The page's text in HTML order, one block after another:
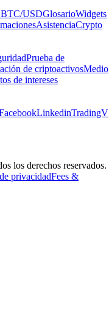
USDGlosarioWidgets
AsistenciaCrypto
Prueba de
de criptoactivosMedio
de intereses
LinkedinTradingV
los derechos reservados.
privacidadFees &